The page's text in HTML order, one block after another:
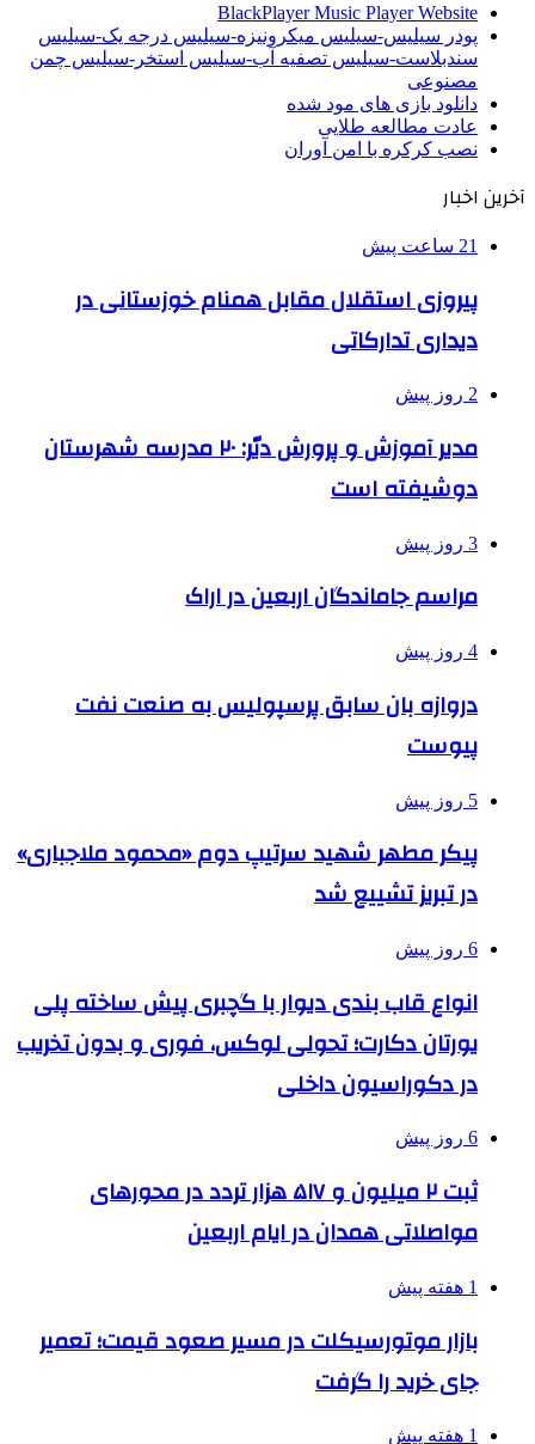
BlackPlayer Music Player Website
پودر سیلیس-سیلیس میکرونیزه-سیلیس درجه یک-سیلیس
سندبلاست-سیلیس تصفیه آب-سیلیس استخر-سیلیس چمن
مصنوعی
دانلود بازی های مود شده
عادت مطالعه طلایی
نصب کرکره با امن آوران
آخرین اخبار
21 ساعت پیش
پیروزی استقلال مقابل همنام خوزستانی در
دیداری تدارکاتی
2 روز پیش
مدیر آموزش و پرورش دیّر: ۲۰ مدرسه شهرستان
دوشیفته است
3 روز پیش
مراسم جاماندگان اربعین در اراک
4 روز پیش
دروازه بان سابق پرسپولیس به صنعت نفت
پیوست
5 روز پیش
پیکر مطهر شهید سرتیپ دوم «محمود ملاجباری»
در تبریز تشییع شد
6 روز پیش
انواع قاب بندی دیوار با گچبری پیش ساخته پلی
یورتان دکارت؛ تحولی لوکس، فوری و بدون تخریب
در دکوراسیون داخلی
6 روز پیش
ثبت ۲ میلیون و ۵۱۷ هزار تردد در محورهای
مواصلاتی همدان در ایام اربعین
1 هفته پیش
بازار موتورسیکلت در مسیر صعود قیمت؛ تعمیر
جای خرید را گرفت
1 هفته پیش